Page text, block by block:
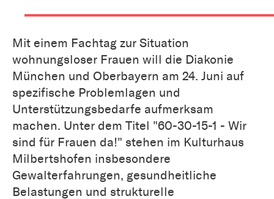
Mit einem Fachtag zur Situation
wohnungsloser Frauen will die Diakonie
München und Oberbayern am 24. Juni auf
spezifische Problemlagen und
Unterstützungsbedarfe aufmerksam
machen. Unter dem Titel "60-30-15-1 - Wir
sind für Frauen da!" stehen im Kulturhaus
Milbertshofen insbesondere
Gewalterfahrungen, gesundheitliche
Belastungen und strukturelle